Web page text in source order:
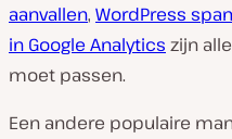
aanvallen, WordPress
in Google Analytics zijn
moet passen.
Een andere populaire